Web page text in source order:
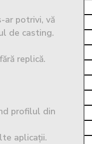
ar potrivi, vă
de casting.
replică.
profilul din
aplicații.